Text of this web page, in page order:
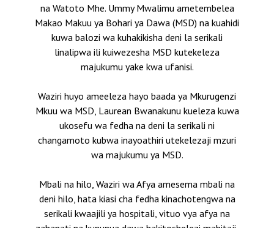
na Watoto Mhe. Ummy Mwalimu ametembelea
Makao Makuu ya Bohari ya Dawa (MSD) na kuahidi
kuwa balozi wa kuhakikisha deni la serikali
linalipwa ili kuiwezesha MSD kutekeleza
majukumu yake kwa ufanisi.
Waziri huyo ameeleza hayo baada ya Mkurugenzi
Mkuu wa MSD, Laurean Bwanakunu kueleza kuwa
ukosefu wa fedha na deni la serikali ni
changamoto kubwa inayoathiri utekelezaji mzuri
wa majukumu ya MSD.
Mbali na hilo, Waziri wa Afya amesema mbali na
deni hilo, hata kiasi cha fedha kinachotengwa na
serikali kwaajili ya hospitali, vituo vya afya na